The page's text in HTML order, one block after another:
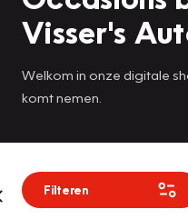
Visser's
Welkom in onze digitale
komt nemen.
Filteren